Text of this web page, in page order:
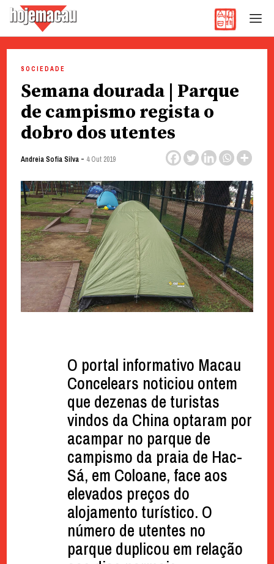
content
SOCIEDADE
Semana dourada | Parque
de campismo regista o
dobro dos utentes
Andreia Sofia Silva- 4 Out 2019
O portal informativo Macau
Concelears noticiou ontem
que dezenas de turistas
vindos da China optaram por
acampar no parque de
campismo da praia de Hac-
Sá, em Coloane, face aos
elevados preços do
alojamento turístico. O
número de utentes no
parque duplicou em relação